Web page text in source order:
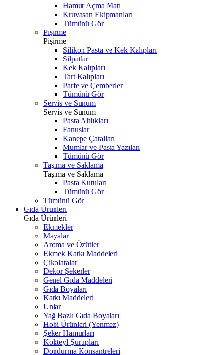
Hamur Açma Matı
Kruvasan Ekipmanları
Tümünü Gör
Pişirme
Pişirme
Silikon Pasta ve Kek Kalıpları
Silpatlar
Kek Kalıpları
Tart Kalıpları
Parfe ve Çemberler
Tümünü Gör
Servis ve Sunum
Servis ve Sunum
Pasta Altlıkları
Fanuslar
Kanepe Çatalları
Mumlar ve Pasta Yazıları
Tümünü Gör
Taşıma ve Saklama
Taşıma ve Saklama
Pasta Kutuları
Tümünü Gör
Tümünü Gör
Gıda Ürünleri
Gıda Ürünleri
Ekmekler
Mayalar
Aroma ve Özütler
Ekmek Katkı Maddeleri
Çikolatalar
Dekor Şekerler
Genel Gıda Maddeleri
Gıda Boyaları
Katkı Maddeleri
Unlar
Yağ Bazlı Gıda Boyaları
Hobi Ürünleri (Yenmez)
Şeker Hamurları
Kokteyl Şurupları
Dondurma Konsantreleri